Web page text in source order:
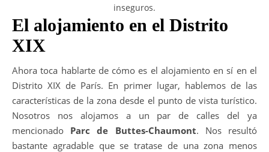
inseguros.
El alojamiento en el Distrito
XIX
Ahora toca hablarte de cómo es el alojamiento en sí en el
Distrito XIX de París. En primer lugar, hablemos de las
características de la zona desde el punto de vista turístico.
Nosotros nos alojamos a un par de calles del ya
mencionado Parc de Buttes-Chaumont. Nos resultó
bastante agradable que se tratase de una zona menos